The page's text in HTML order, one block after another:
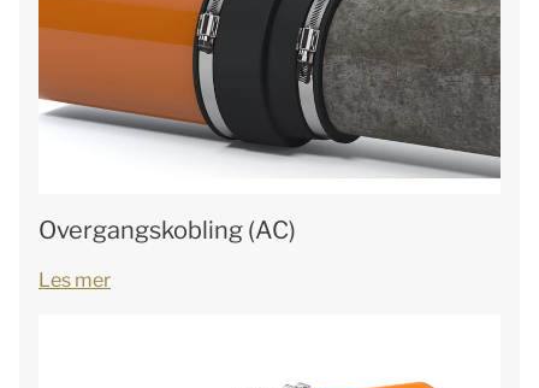
Overgangskobling (AC)
Les mer